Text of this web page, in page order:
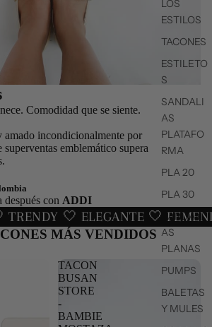
LOS
ESTILOS
TACONES
ESTILETO
S
SANDALI
AS
PLATAFO
RMA
PLA 20
PLA 30
SANDALI
AS
PLANAS
PUMPS
BALETAS
Y MULES
Comodidad que se siente.
incondicionalmente por
superventas emblemático supera
después con ADDI
TRENDY 🤍 ELEGANTE 🤍
MÁS VENDIDOS
TACON
BUSAN
STORE
-
BAMBIE